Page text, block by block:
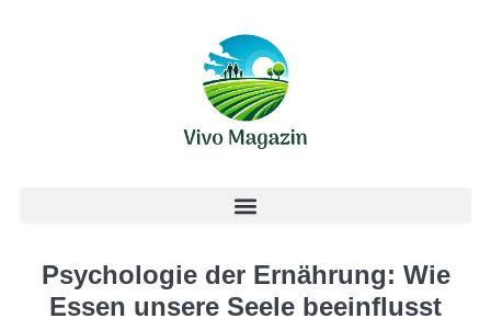
Psychologie der Ernährung: Wie
Essen unsere Seele beeinflusst